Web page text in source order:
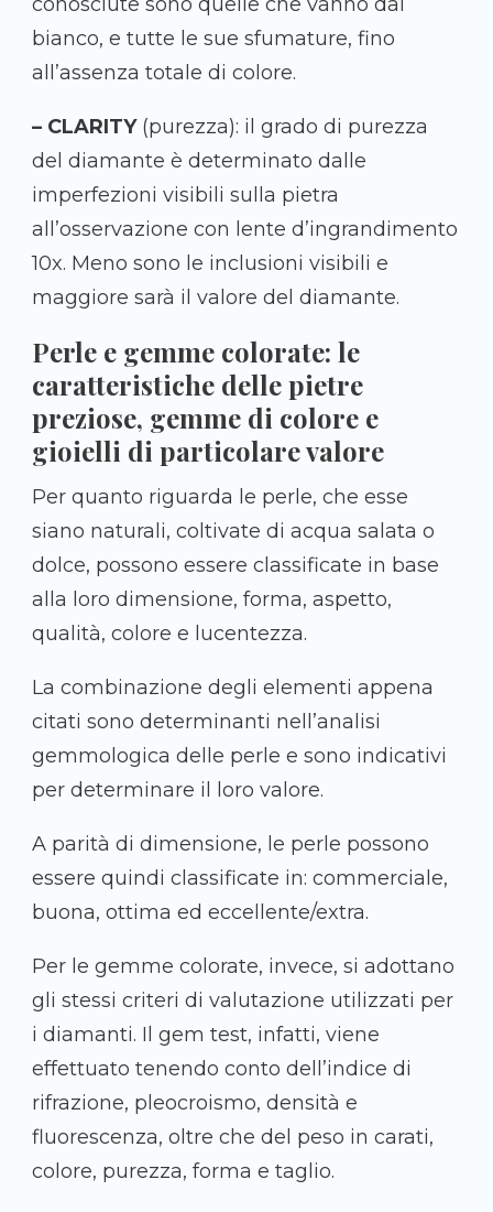
bianco, e tutte le sue sfumature, fino
all’assenza totale di colore.
– CLARITY(purezza): il grado di purezza
del diamante è determinato dalle
imperfezioni visibili sulla pietra
all’osservazione con lente d’ingrandimento
10x. Meno sono le inclusioni visibili e
maggiore sarà il valore del diamante.
Perle e gemme colorate: le
caratteristiche delle pietre
preziose, gemme di colore e
gioielli di particolare valore
Per quanto riguarda le perle, che esse
siano naturali, coltivate di acqua salata o
dolce, possono essere classificate in base
alla loro dimensione, forma, aspetto,
qualità, colore e lucentezza.
La combinazione degli elementi appena
citati sono determinanti nell’analisi
gemmologica delle perle e sono indicativi
per determinare il loro valore.
A parità di dimensione, le perle possono
essere quindi classificate in: commerciale,
buona, ottima ed eccellente/extra.
Per le gemme colorate, invece, si adottano
gli stessi criteri di valutazione utilizzati per
i diamanti. Il gem test, infatti, viene
effettuato tenendo conto dell’indice di
rifrazione, pleocroismo, densità e
fluorescenza, oltre che del peso in carati,
colore, purezza, forma e taglio.